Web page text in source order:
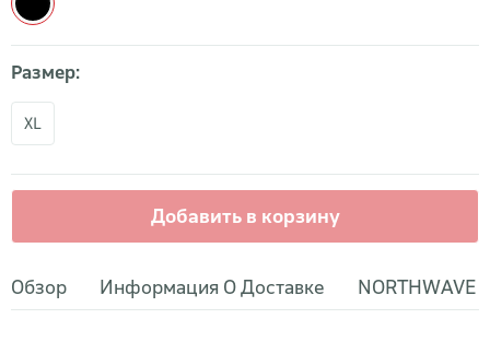
Размер:
XL
Добавить в корзину
Обзор Информация О Доставке NORTHWAVE